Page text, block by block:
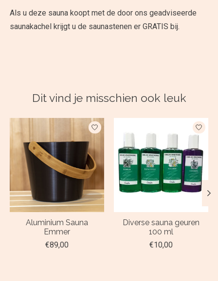
Als u deze sauna koopt met de door ons geadviseerde
saunakachel krijgt u de saunastenen er GRATIS bij.
Dit vind je misschien ook leuk
Items van productcarrousel
Aluminium Sauna
Emmer
€89,00
Diverse sauna geuren
100 ml
€10,00